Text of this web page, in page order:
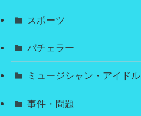
スポーツ
バチェラー
ミュージシャン・アイドル
事件・問題